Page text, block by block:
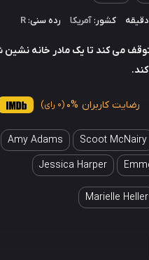
کشور:آمریکا رده سنی:R
می کند تا یک مادر خانه نشین
رضایت کاربران 0% (0 رای)
Scoot McNairy
Amy Adams
Jessica Harper
Marielle Heller